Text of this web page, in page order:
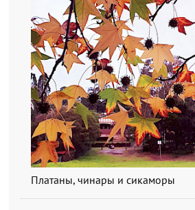
Платаны, чинары и сикаморы